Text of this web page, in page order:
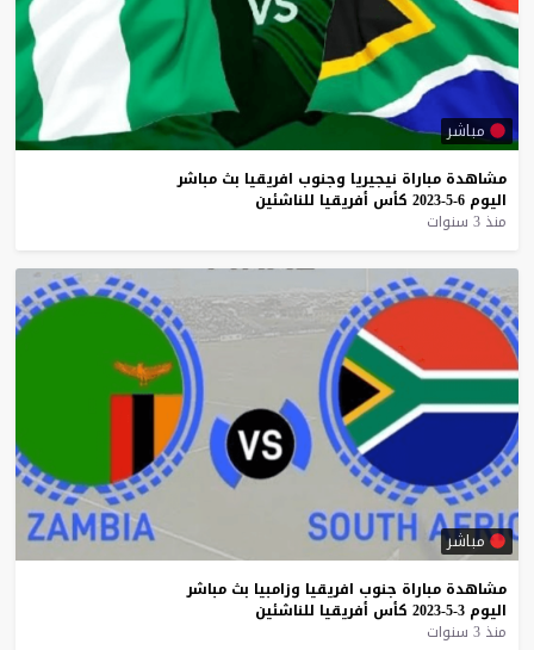
مباشر
مشاهدة مباراة نيجيريا وجنوب افريقيا بث مباشر
اليوم 6-5-2023 كأس أفريقيا للناشئين
منذ 3 سنوات
مباشر
مشاهدة مباراة جنوب افريقيا وزامبيا بث مباشر
اليوم 3-5-2023 كأس أفريقيا للناشئين
منذ 3 سنوات